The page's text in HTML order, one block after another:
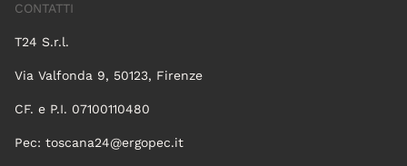
CONTATTI
T24 S.r.l.
Via Valfonda 9, 50123, Firenze
CF. e P.I. 07100110480
Pec: toscana24@ergopec.it